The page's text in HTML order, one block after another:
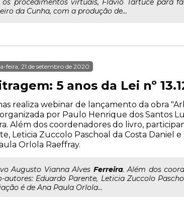
os procedimentos virtuais, Flávio Tartuce para
da Cunha, com a produção de...
feira, 21 de setembro de 2020
5 anos da Lei nº
realiza webinar de lançamento da obra
organizada por Paulo Henrique dos Santos
Além dos coordenadores do livro,
Leticia Zuccolo Paschoal da Costa Daniel
Orlola Raeffray.
Augusto Vianna Alves Ferreira. Além dos
autores: Eduardo Parente, Leticia Zuccolo
é de Ana Paula Orlola...